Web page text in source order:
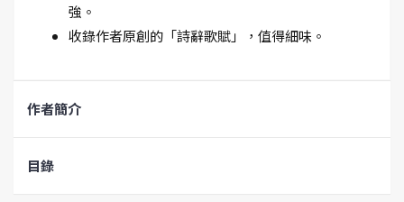
強。
收錄作者原創的「詩辭歌賦」，值得細味。
作者簡介
目錄